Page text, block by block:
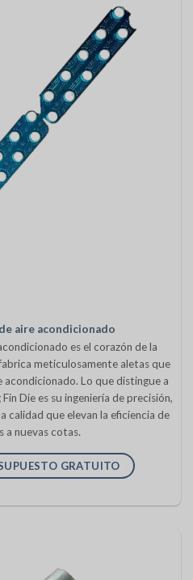
aire acondicionado
es el corazón de la
meticulosamente aletas que
Lo que distingue a
Die es su ingeniería de precisión,
calidad que elevan la eficiencia de
a nuevas cotas.
GRATUITO